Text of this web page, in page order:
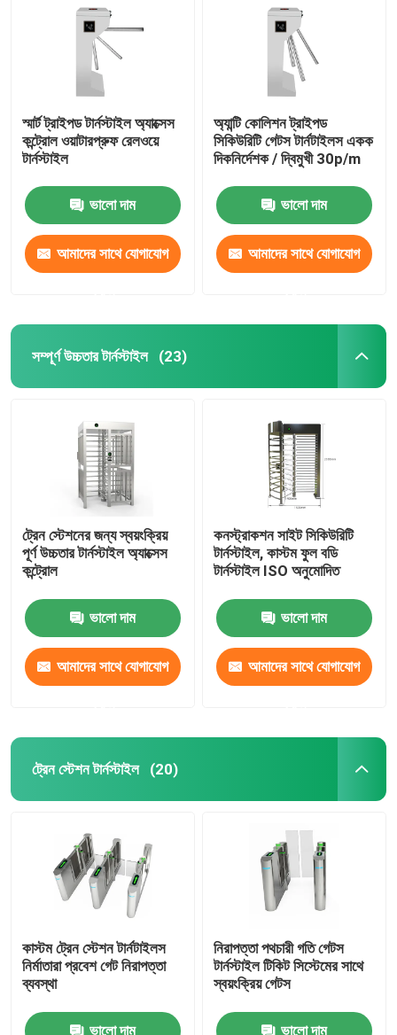
স্মার্ট ট্রাইপড টার্নস্টাইল অ্যাক্সেস
কন্ট্রোল ওয়াটারপ্রুফ রেলওয়ে
টার্নস্টাইল
ভালো দাম
আমাদের সাথে যোগাযোগ
অ্যান্টি কোলিশন ট্রাইপড
সিকিউরিটি গেটস টার্নটাইলস একক
দিকনির্দেশক / দ্বিমুখী 30p/m
ভালো দাম
আমাদের সাথে যোগাযোগ
সম্পূর্ণ উচ্চতার টার্নস্টাইল (23)
ট্রেন স্টেশনের জন্য স্বয়ংক্রিয়
পূর্ণ উচ্চতার টার্নস্টাইল অ্যাক্সেস
কন্ট্রোল
ভালো দাম
আমাদের সাথে যোগাযোগ
কনস্ট্রাকশন সাইট সিকিউরিটি
টার্নস্টাইল, কাস্টম ফুল বডি
টার্নস্টাইল ISO অনুমোদিত
ভালো দাম
আমাদের সাথে যোগাযোগ
ট্রেন স্টেশন টার্নস্টাইল (20)
কাস্টম ট্রেন স্টেশন টার্নটাইলস
নির্মাতারা প্রবেশ গেট নিরাপত্তা
ব্যবস্থা
ভালো দাম
নিরাপত্তা পথচারী গতি গেটস
টার্নস্টাইল টিকিট সিস্টেমের সাথে
স্বয়ংক্রিয় গেটস
ভালো দাম